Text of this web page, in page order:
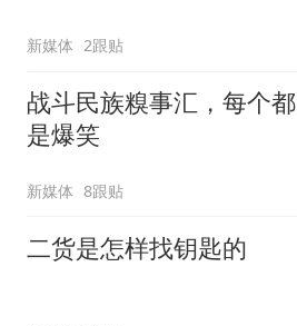
新媒体 2跟贴
战斗民族糗事汇，每个都
是爆笑
新媒体 8跟贴
二货是怎样找钥匙的